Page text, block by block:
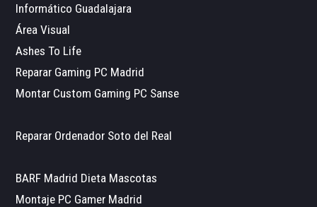
Informático Guadalajara
Área Visual
Ashes To Life
Reparar Gaming PC Madrid
Montar Custom Gaming PC Sanse
Reparar Ordenador Soto del Real
BARF Madrid Dieta Mascotas
Montaje PC Gamer Madrid